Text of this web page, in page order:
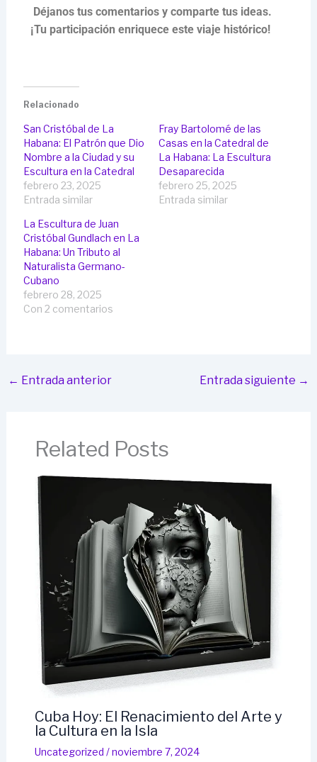
Déjanos tus comentarios y comparte tus ideas.
¡Tu participación enriquece este viaje histórico!
Relacionado
San Cristóbal de La
Habana: El Patrón que Dio
Nombre a la Ciudad y su
Escultura en la Catedral
febrero 23, 2025
Entrada similar
Fray Bartolomé de las
Casas en la Catedral de
La Habana: La Escultura
Desaparecida
febrero 25, 2025
Entrada similar
La Escultura de Juan
Cristóbal Gundlach en La
Habana: Un Tributo al
Naturalista Germano-
Cubano
febrero 28, 2025
Con 2 comentarios
← Entrada anterior Entrada siguiente →
Related Posts
Cuba Hoy: El Renacimiento del Arte y
la Cultura en la Isla
Uncategorized /noviembre 7, 2024